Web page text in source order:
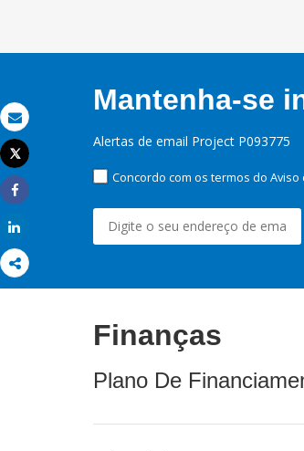
Email
Imprimir
Tweet
Share
Mantenha-se
Alertas de email Project P093775
Concordo com os termos do
Finanças
Plano De